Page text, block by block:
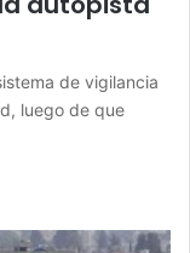
de vigilancia
luego de que